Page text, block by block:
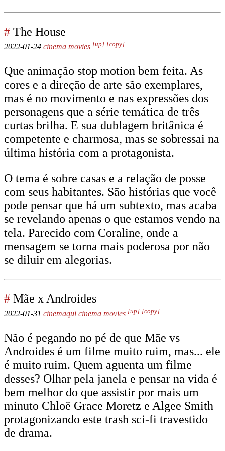
# The House
2022-01-24 cinema movies [up] [copy]
Que animação stop motion bem feita. As
cores e a direção de arte são exemplares,
mas é no movimento e nas expressões dos
personagens que a série temática de três
curtas brilha. E sua dublagem britânica é
competente e charmosa, mas se sobressai na
última história com a protagonista.
O tema é sobre casas e a relação de posse
com seus habitantes. São histórias que você
pode pensar que há um subtexto, mas acaba
se revelando apenas o que estamos vendo na
tela. Parecido com Coraline, onde a
mensagem se torna mais poderosa por não
se diluir em alegorias.
# Mãe x Androides
2022-01-31 cinemaqui cinema movies [up] [copy]
Não é pegando no pé de que Mãe vs
Androides é um filme muito ruim, mas... ele
é muito ruim. Quem aguenta um filme
desses? Olhar pela janela e pensar na vida é
bem melhor do que assistir por mais um
minuto Chloë Grace Moretz e Algee Smith
protagonizando este trash sci-fi travestido
de drama.